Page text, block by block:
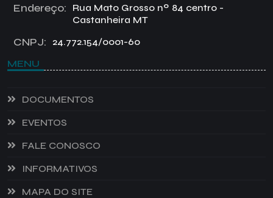
Endereço:
Rua Mato Grosso nº 84 centro -
Castanheira MT
CNPJ: 24.772.154/0001-60
MENU
DOCUMENTOS
EVENTOS
FALE CONOSCO
INFORMATIVOS
MAPA DO SITE